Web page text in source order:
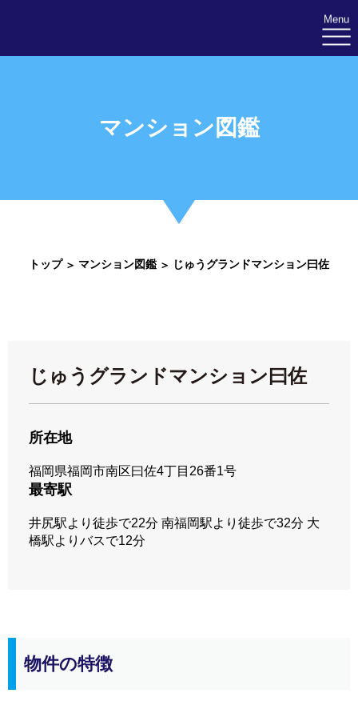
Menu
マンション図鑑
トップ マンション図鑑 じゅうグランドマンション曰佐
じゅうグランドマンション曰佐
所在地
福岡県福岡市南区曰佐4丁目26番1号
最寄駅
井尻駅より徒歩で22分 南福岡駅より徒歩で32分 大
橋駅よりバスで12分
物件の特徴